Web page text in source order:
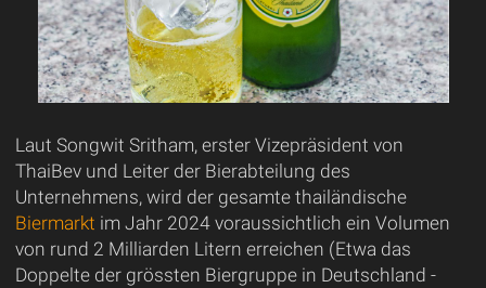
Laut Songwit Sritham, erster Vizepräsident von
ThaiBev und Leiter der Bierabteilung des
Unternehmens, wird der gesamte thailändische
Biermarkt im Jahr 2024 voraussichtlich ein Volumen
von rund 2 Milliarden Litern erreichen (Etwa das
Doppelte der grössten Biergruppe in Deutschland -